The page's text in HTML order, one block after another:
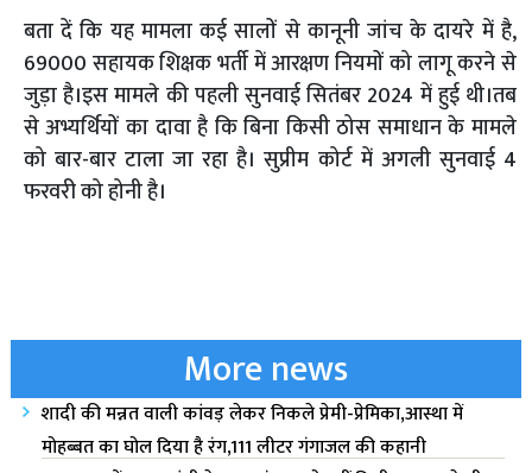
बता दें कि यह मामला कई सालों से कानूनी जांच के दायरे में है,
69000 सहायक शिक्षक भर्ती में आरक्षण नियमों को लागू करने से
जुड़ा है।इस मामले की पहली सुनवाई सितंबर 2024 में हुई थी।तब
से अभ्यर्थियों का दावा है कि बिना किसी ठोस समाधान के मामले
को बार-बार टाला जा रहा है। सुप्रीम कोर्ट में अगली सुनवाई 4
फरवरी को होनी है।
More news
शादी की मन्नत वाली कांवड़ लेकर निकले प्रेमी-प्रेमिका,आस्था में
मोहब्बत का घोल दिया है रंग,111 लीटर गंगाजल की कहानी